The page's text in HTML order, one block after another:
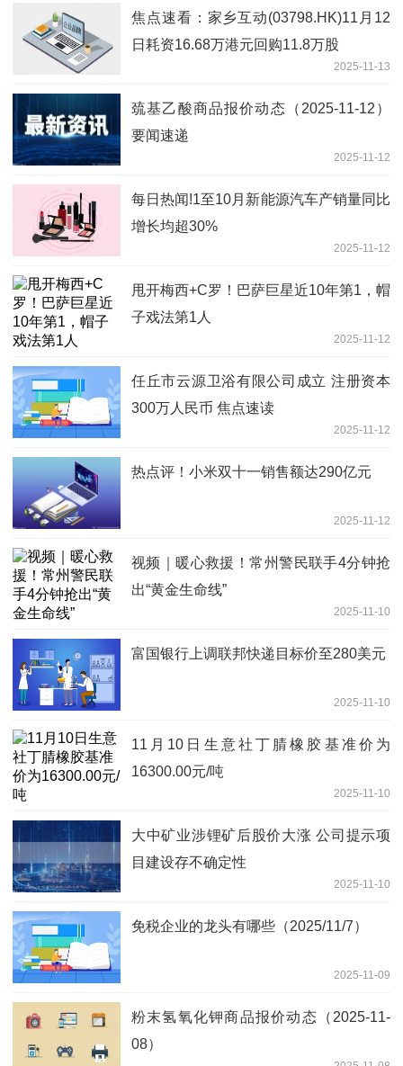
焦点速看：家乡互动(03798.HK)11月12
日耗资16.68万港元回购11.8万股
2025-11-13
巯基乙酸商品报价动态（2025-11-12）
要闻速递
2025-11-12
每日热闻!1至10月新能源汽车产销量同比
增长均超30%
2025-11-12
甩开梅西+C罗！巴萨巨星近10年第1，帽
子戏法第1人
2025-11-12
任丘市云源卫浴有限公司成立 注册资本
300万人民币 焦点速读
2025-11-12
热点评！小米双十一销售额达290亿元
2025-11-12
视频｜暖心救援！常州警民联手4分钟抢
出“黄金生命线”
2025-11-10
富国银行上调联邦快递目标价至280美元
2025-11-10
11月10日生意社丁腈橡胶基准价为
16300.00元/吨
2025-11-10
大中矿业涉锂矿后股价大涨 公司提示项
目建设存不确定性
2025-11-10
免税企业的龙头有哪些（2025/11/7）
2025-11-09
粉末氢氧化钾商品报价动态（2025-11-
08）